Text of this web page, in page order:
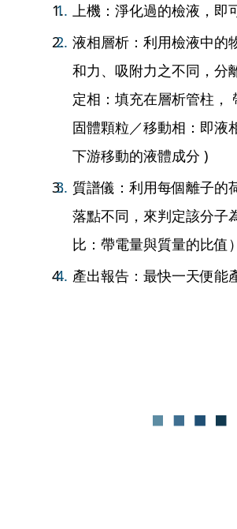
上機：淨化過的檢液，即
液相層析：利用檢液中的
和力、吸附力之不同，分
定相：填充在層析管柱，
固體顆粒／移動相：即液
下游移動的液體成分 )
質譜儀：利用每個離子的
落點不同，來判定該分子
比：帶電量與質量的比值）
產出報告：最快一天便能